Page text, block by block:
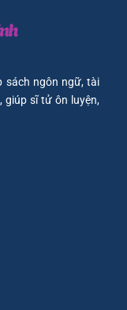
sách ngôn ngữ, tài
giúp sĩ tử ôn luyện,